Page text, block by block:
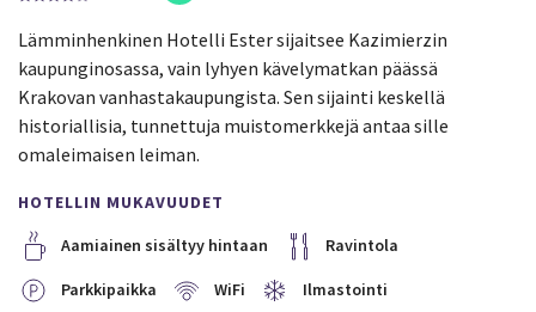
Lämminhenkinen Hotelli Ester sijaitsee Kazimierzin
kaupunginosassa, vain lyhyen kävelymatkan päässä
Krakovan vanhastakaupungista. Sen sijainti keskellä
historiallisia, tunnettuja muistomerkkejä antaa sille
omaleimaisen leiman.
HOTELLIN MUKAVUUDET
Aamiainen sisältyy hintaan
Ravintola
Parkkipaikka WiFi Ilmastointi